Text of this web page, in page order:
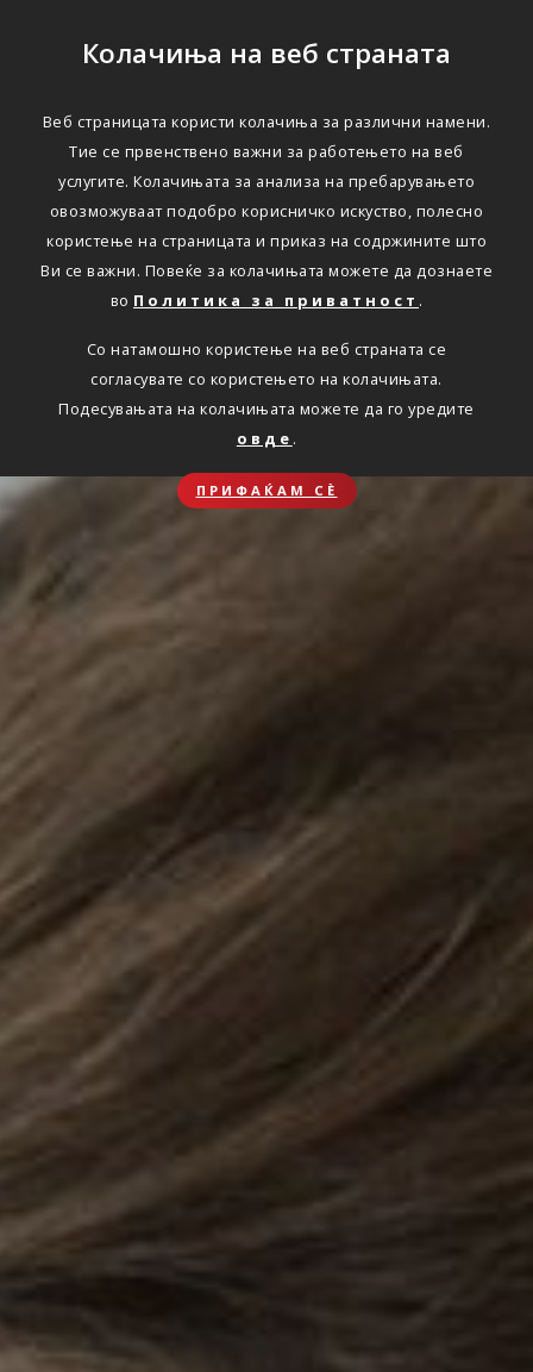
Колачиња на веб страната
Веб страницата користи колачиња за различни намени.
Тие се првенствено важни за работењето на веб
услугите. Колачињата за анализа на пребарувањето
овозможуваат подобро корисничко искуство, полесно
користење на страницата и приказ на содржините што
Ви се важни. Повеќе за колачињата можете да дознаете
во Политика за приватност .
Со натамошно користење на веб страната се
согласувате со користењето на колачињата.
Подесувањата на колачињата можете да го уредите
овде .
ПРИФАЌАМ СЀ